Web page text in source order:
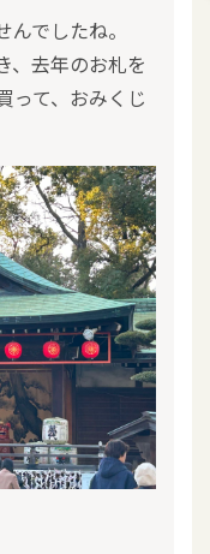
でしたね。
、去年のお札を
って、おみくじ